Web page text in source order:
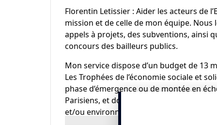
Florentin Letissier : Aider les acteurs de
mission et de celle de mon équipe.
appels à projets, des subventions, ainsi
concours des bailleurs publics.
Mon service dispose d’un budget de 13
Les Trophées de l’économie sociale et
phase d’émergence ou de montée en
Parisiens, et dont la portée et l’intérêt
et/ou environnemental. En 2024, 13